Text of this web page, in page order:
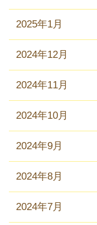
2025年1月
2024年12月
2024年11月
2024年10月
2024年9月
2024年8月
2024年7月